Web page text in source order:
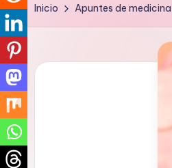
o
m
resúmenes,
Inicio Apuntes de medicina